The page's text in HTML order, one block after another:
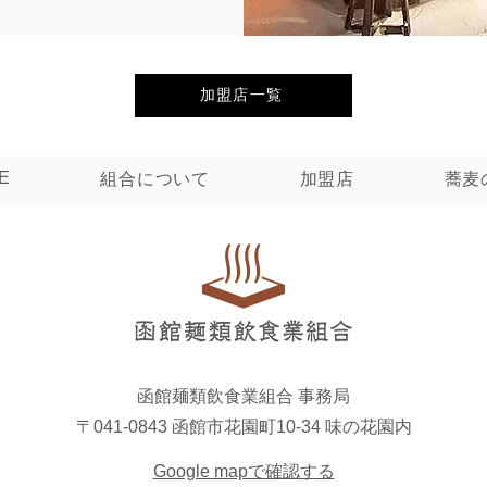
加盟店一覧
組合について 加盟店 蕎麦
函館麺類飲食業組合 事務局
〒041-0843 函館市花園町10‐34 味の花園内
Google mapで確認する